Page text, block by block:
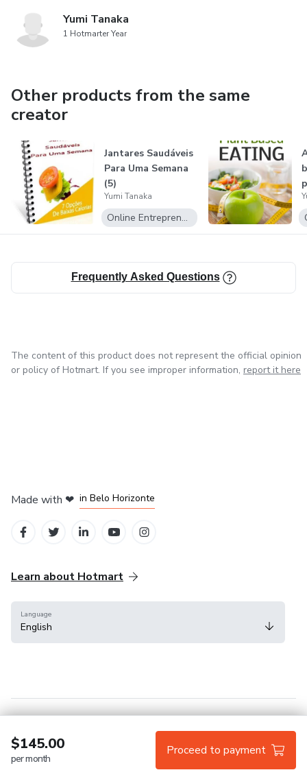
Yumi Tanaka
1 Hotmarter Year
Other products from the same
creator
Jantares Saudáveis
Para Uma Semana
(5)
Yumi Tanaka
Online Entrepreneurship
Frequently Asked Questions
$145.00
per month
Proceed to payment
The content of this product does not represent the official opinion
or policy of Hotmart. If you see improper information, report it here
Made with ❤ in Belo Horizonte
Learn about Hotmart
Language
English
Help Center
Hotmart — 2011-2026 © All rights reserved.